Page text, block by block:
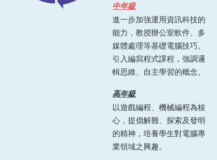
中年級
進一步加強運用資訊科技的
能力，教授辦公室軟件、多
媒體處理等基礎電腦技巧。
引入編寫程式課程，強調邏
輯思維、自主學習的概念。
高年級
以遊戲編程、機械編程為核
心，提倡解難、探索及發明
的精神，培養學生對電腦專
業領域之興趣。